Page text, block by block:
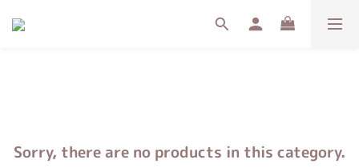
Sorry, there are no products in this category.